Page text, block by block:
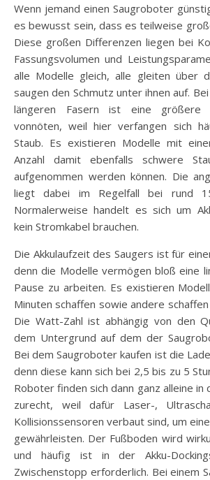
Wenn jemand einen Saugroboter
es bewusst sein, dass es teilweise
Diese großen Differenzen liegen bei
Fassungsvolumen und
alle Modelle gleich, alle gleiten über
saugen den Schmutz unter ihnen auf.
längeren Fasern ist eine größere
vonnöten, weil hier verfangen sich
Staub. Es existieren Modelle mit
Anzahl damit ebenfalls schwere
aufgenommen werden können. Die
liegt dabei im Regelfall bei rund
Normalerweise handelt es sich um
kein Stromkabel brauchen.
Die Akkulaufzeit des Saugers ist für
denn die Modelle vermögen bloß eine
Pause zu arbeiten. Es existieren
Minuten schaffen sowie andere
Die Watt-Zahl ist abhängig von den
dem Untergrund auf dem der
Bei dem Saugroboter kaufen ist die
denn diese kann sich bei 2,5 bis zu 5
Roboter finden sich dann ganz alleine in
zurecht, weil dafür Laser-,
Kollisionssensoren verbaut sind, um
gewährleisten. Der Fußboden wird
und häufig ist in der Akku-
Zwischenstopp erforderlich. Bei einem